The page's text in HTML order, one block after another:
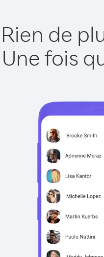
Rien de
Une fois